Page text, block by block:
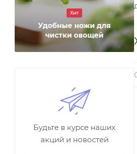
Будьте в курсе наших
акций и новостей